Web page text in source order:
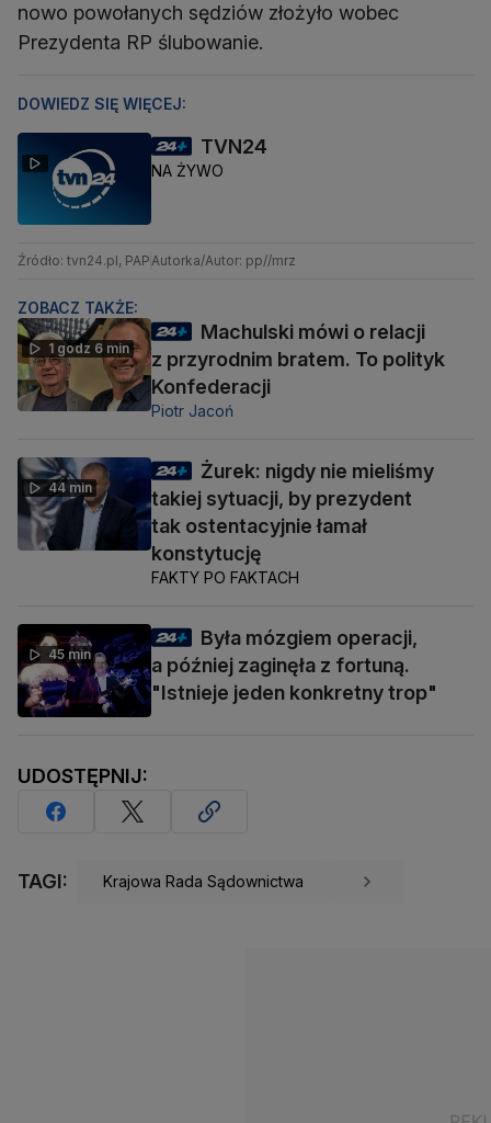
nowo powołanych sędziów złożyło wobec
Prezydenta RP ślubowanie.
DOWIEDZ SIĘ WIĘCEJ:
TVN24
NA ŻYWO
Źródło: tvn24.pl, PAPAutorka/Autor: pp//mrz
ZOBACZ TAKŻE:
1 godz 6 min
Machulski mówi o relacji
z przyrodnim bratem. To polityk
Konfederacji
Piotr Jacoń
44 min
Żurek: nigdy nie mieliśmy
takiej sytuacji, by prezydent
tak ostentacyjnie łamał
konstytucję
FAKTY PO FAKTACH
45 min
Była mózgiem operacji,
a później zaginęła z fortuną.
"Istnieje jeden konkretny trop"
UDOSTĘPNIJ:
TAGI: Krajowa Rada Sądownictwa